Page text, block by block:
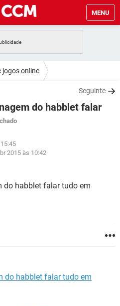
MENU
FACEBOOK
GMAIL
WHATSAPP
WHATSAPP
FACEBOOK
FACEBOOK
GMAIL
jogos online
Seguinte
do habblet falar
2015 às 10:42
do habblet falar tudo em
do habblet falar tudo em